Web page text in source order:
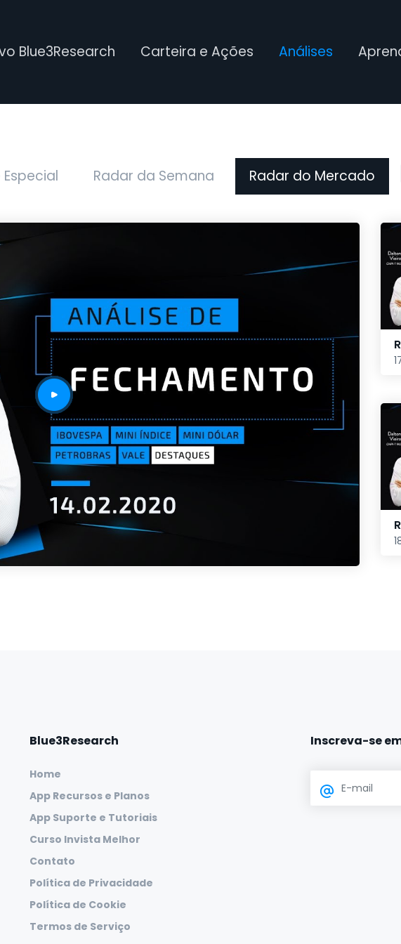
Blue3Research Carteira e Ações Análises
Especial Radar da Semana Radar do Mercado
Blue3Research
Home
App Recursos e Planos
App Suporte e Tutoriais
Curso Invista Melhor
Contato
Política de Privacidade
Política de Cookie
Termos de Serviço
Inscreva-se